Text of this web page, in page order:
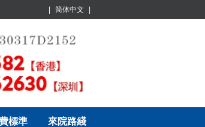
简体中文
標準 來院路綫